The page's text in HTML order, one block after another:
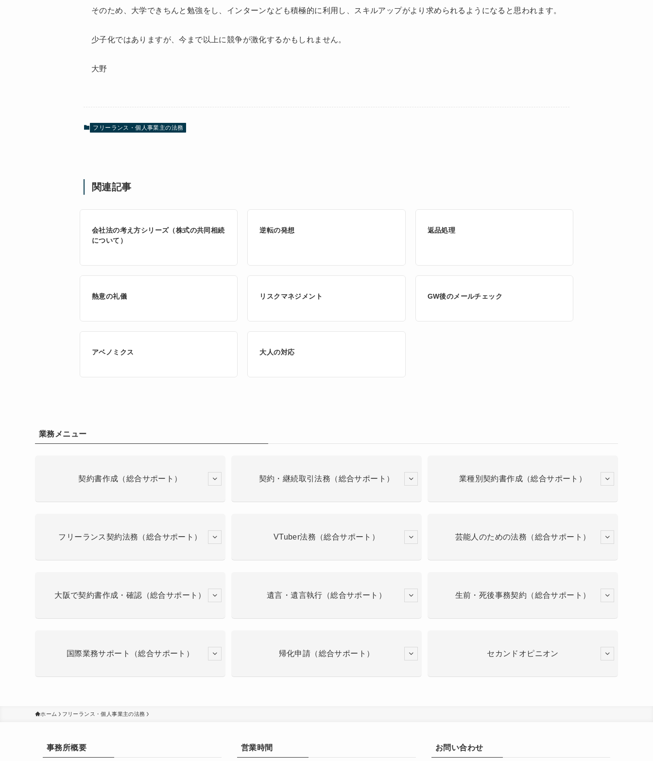
そのため、大学できちんと勉強をし、インターンなども積極的に利用し、スキルアップがより求められるようになると思われます。
少子化ではありますが、今まで以上に競争が激化するかもしれません。
大野
フリーランス・個人事業主の法務
関連記事
会社法の考え方シリーズ（株式の共同相続
について）
逆転の発想 返品処理
熱意の礼儀 リスクマネジメント GW後のメールチェック
アベノミクス 大人の対応
業務メニュー
契約書作成（総合サポート） 契約・継続取引法務（総合サポート） 業種別契約書作成（総合サポート）
フリーランス契約法務（総合サポート） VTuber法務（総合サポート） 芸能人のための法務（総合サポート）
大阪で契約書作成・確認（総合サポート） 遺言・遺言執行（総合サポート） 生前・死後事務契約（総合サポート）
国際業務サポート（総合サポート） 帰化申請（総合サポート） セカンドオピニオン
ホーム フリーランス・個人事業主の法務
事務所概要 営業時間 お問い合わせ